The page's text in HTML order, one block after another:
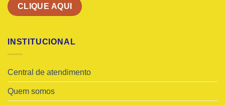
CLIQUE AQUI
INSTITUCIONAL
Central de atendimento
Quem somos